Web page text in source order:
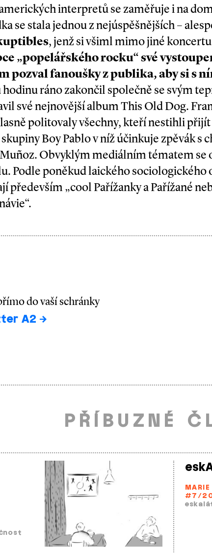
interpretů se zaměřuje i na
se stala jednou z nejúspěšnějších –
, jenž si všiml mimo jiné
„popelářského rocku“ své
pozval fanoušky z publika, aby si s
hodinu ráno zakončil společně se svým
své nejnovější album This Old Dog.
politovaly všechny, kteří nestihli
Boy Pablo v níž účinkuje zpěvák s
Obvyklým mediálním tématem se
Podle poněkud laického sociologického
především „cool Pařížanky a Pařížané
do vaší schránky
A2
PŘÍBUZNÉ
#7/